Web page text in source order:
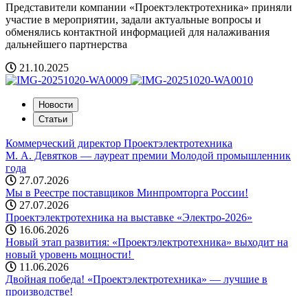
Представители компании «Проектэлектротехника» приняли
участие в мероприятии, задали актуальные вопросы и
обменялись контактной информацией для налаживания
дальнейшего партнерства
21.10.2025
Новости
Статьи
Коммерческий директор Проектэлектротехника
М. А. Девятков — лауреат премии Молодой промышленник
года
27.07.2026
Мы в Реестре поставщиков Минпромторга России!
27.07.2026
Проектэлектротехника на выставке «Электро-2026»
16.06.2026
Новый этап развития: «Проектэлектротехника» выходит на
новый уровень мощности! ️
11.06.2026
Двойная победа! «Проектэлектротехника» — лучшие в
производстве!